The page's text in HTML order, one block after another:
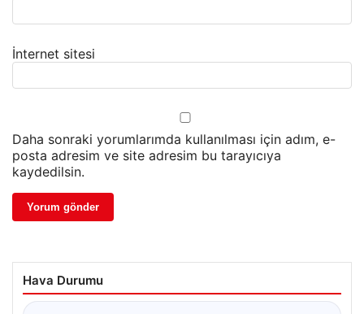
İnternet sitesi
Daha sonraki yorumlarımda kullanılması için adım, e-
posta adresim ve site adresim bu tarayıcıya
kaydedilsin.
Hava Durumu